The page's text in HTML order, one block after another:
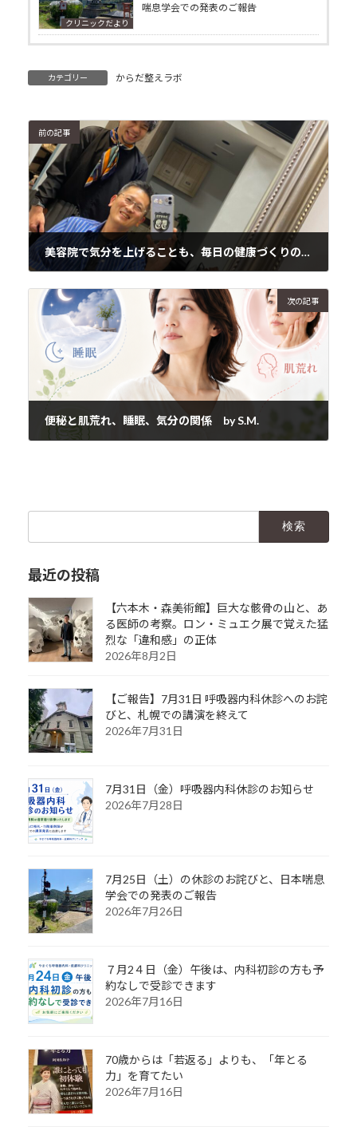
クリニックだより
喘息学会での発表のご報告
カテゴリー からだ整えラボ
前の記事
美容院で気分を上げることも、毎日の健康づくりの一つです
次の記事
便秘と肌荒れ、睡眠、気分の関係 by S.M.
最近の投稿
【六本木・森美術館】巨大な骸骨の山と、あ
る医師の考察。ロン・ミュエク展で覚えた猛
烈な「違和感」の正体
2026年8月2日
【ご報告】7月31日 呼吸器内科休診へのお詫
びと、札幌での講演を終えて
2026年7月31日
7月31日（金）呼吸器内科休診のお知らせ
2026年7月28日
7月25日（土）の休診のお詫びと、日本喘息
学会での発表のご報告
2026年7月26日
７月2４日（金）午後は、内科初診の方も予
約なしで受診できます
2026年7月16日
70歳からは「若返る」よりも、「年とる
力」を育てたい
2026年7月16日